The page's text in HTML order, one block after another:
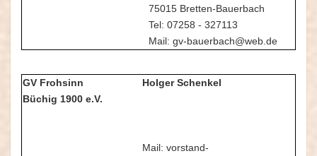
75015 Bretten-Bauerbach
Tel: 07258 - 327113
Mail: gv-bauerbach@web.de
GV Frohsinn
Holger Schenkel
Büchig 1900 e.V.
Mail: vorstand-